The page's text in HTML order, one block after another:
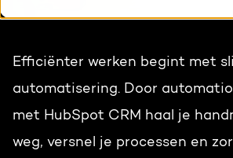
GROWTH SERVICES
Groeistrategie
HubSpot video's
Efficiënter werken begint met
automatisering. Door
met HubSpot CRM haal je
weg, versnel je processen en